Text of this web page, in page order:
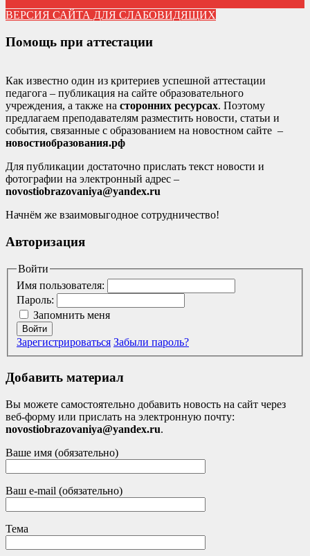
ВЕРСИЯ САЙТА ДЛЯ СЛАБОВИДЯЩИХ
Помощь при аттестации
Как известно один из критериев успешной аттестации
педагога – публикация на сайте образовательного
учреждения, а также на сторонних ресурсах. Поэтому
предлагаем преподавателям разместить новости, статьи и
события, связанные с образованием на новостном сайте –
новостиобразования.рф
Для публикации достаточно прислать текст новости и
фотографии на электронный адрес –
novostiobrazovaniya@yandex.ru
Начнём же взаимовыгодное сотрудничество!
Авторизация
Войти
Имя пользователя:
Пароль:
Запомнить меня
Войти
Зарегистрироваться Забыли пароль?
Добавить материал
Вы можете самостоятельно добавить новость на сайт через
веб-форму или прислать на электронную почту:
novostiobrazovaniya@yandex.ru.
Ваше имя (обязательно)
Ваш e-mail (обязательно)
Тема